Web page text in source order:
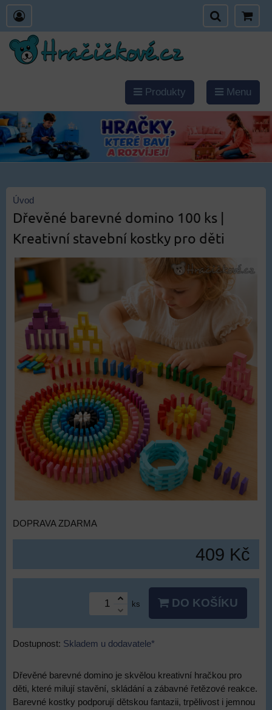
Produkty Menu
Úvod
Dřevěné barevné domino 100 ks |
Kreativní stavební kostky pro děti
DOPRAVA ZDARMA
409 Kč
ks DO KOŠÍKU
Dostupnost: Skladem u dodavatele*
Dřevěné barevné domino je skvělou kreativní hračkou pro
děti, které milují stavění, skládání a zábavné řetězové reakce.
Barevné kostky podporují dětskou fantazii, trpělivost i jemnou